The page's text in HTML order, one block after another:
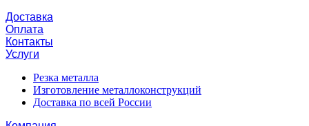
Доставка
Оплата
Контакты
Услуги
Резка металла
Изготовление металлоконструкций
Доставка по всей России